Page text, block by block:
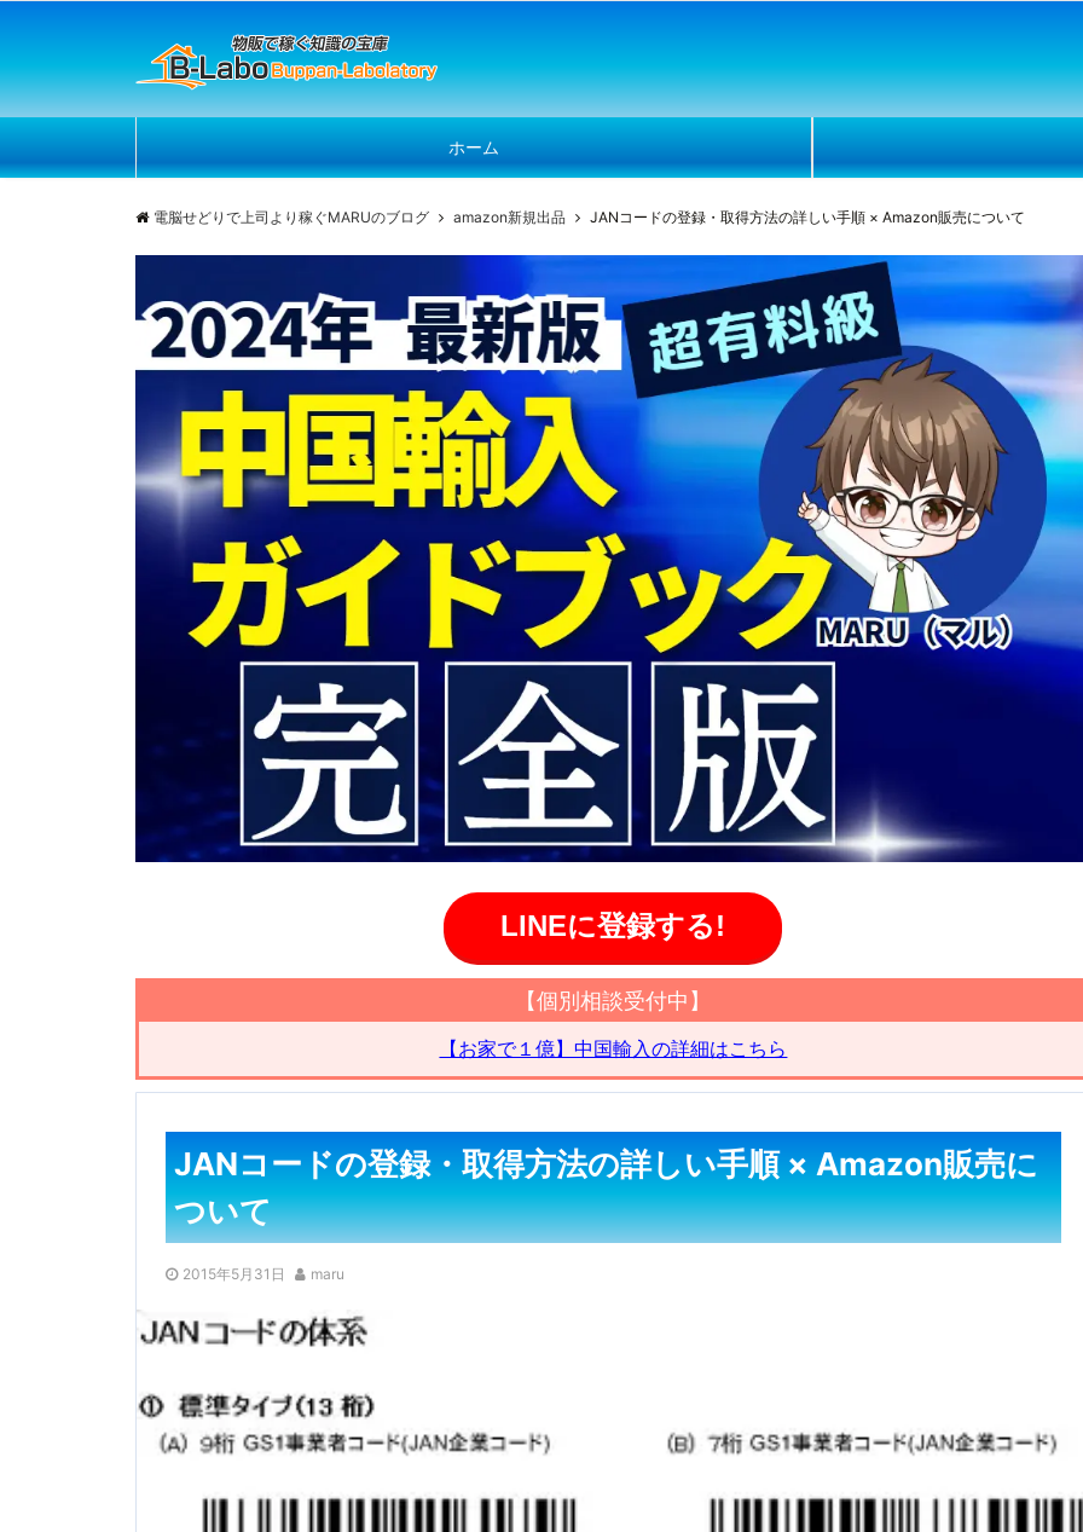
ホーム
電脳せどりで上司より稼ぐMARUのブログ amazon新規出品 JANコードの登録・取得方法の詳しい手順 × Amazon販売について
LINEに登録する!
【個別相談受付中】
【お家で１億】中国輸入の詳細はこちら
JANコードの登録・取得方法の詳しい手順 × Amazon販売に
ついて
2015年5月31日 maru